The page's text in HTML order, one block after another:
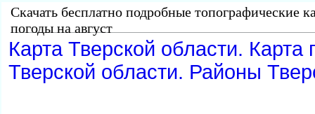
Скачать бесплатно подробные топографические
погоды на август
Карта Тверской области. Карта
Тверской области. Районы